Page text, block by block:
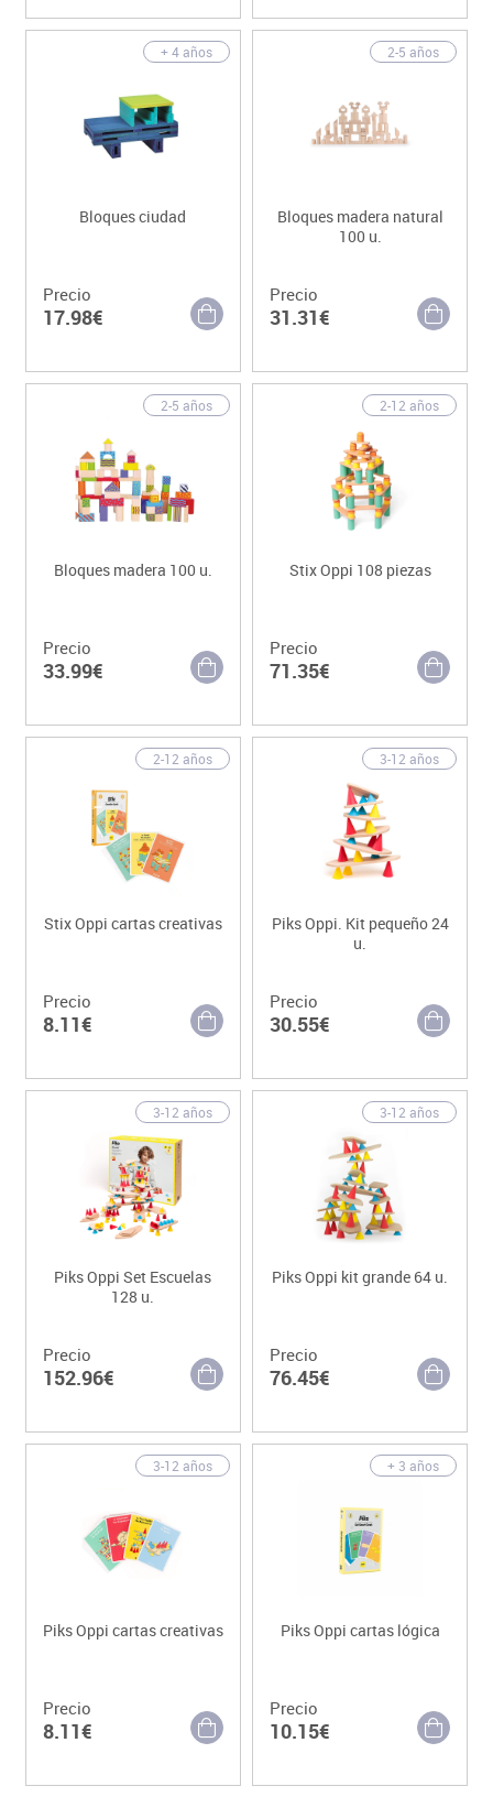
+ 4 años
Bloques ciudad
Precio
17.98€
2-5 años
Bloques madera natural
100 u.
Precio
31.31€
2-5 años
Bloques madera 100 u.
Precio
33.99€
2-12 años
Stix Oppi 108 piezas
Precio
71.35€
2-12 años
Stix Oppi cartas creativas
Precio
8.11€
3-12 años
Piks Oppi. Kit pequeño 24
u.
Precio
30.55€
3-12 años
Piks Oppi Set Escuelas
128 u.
Precio
152.96€
3-12 años
Piks Oppi kit grande 64 u.
Precio
76.45€
3-12 años
Piks Oppi cartas creativas
Precio
8.11€
+ 3 años
Piks Oppi cartas lógica
Precio
10.15€